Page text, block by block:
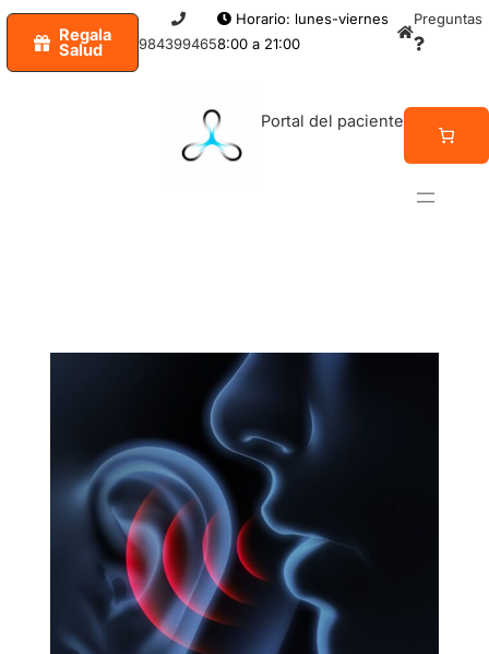
Ir
contenido
Regala
Salud 984399465
Horario: lunes-viernes
8:00 a 21:00
Preguntas
Portal del paciente